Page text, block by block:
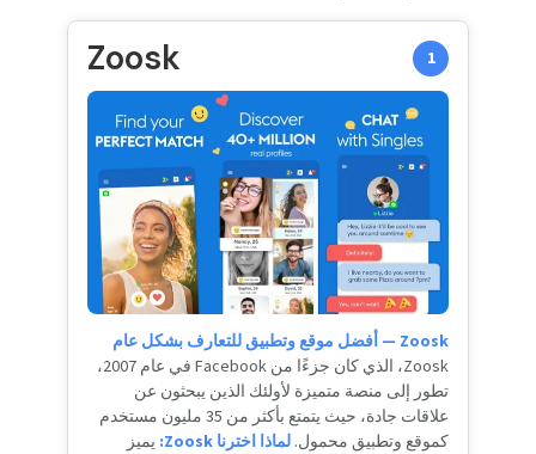
1
Zoosk
Zoosk — أفضل موقع وتطبيق للتعارف بشكل عام
Zoosk، الذي كان جزءًا من Facebook في عام 2007،
تطور إلى منصة متميزة لأولئك الذين يبحثون عن
علاقات جادة، حيث يتمتع بأكثر من 35 مليون مستخدم
كموقع وتطبيق محمول. لماذا اخترنا Zoosk:
يميز